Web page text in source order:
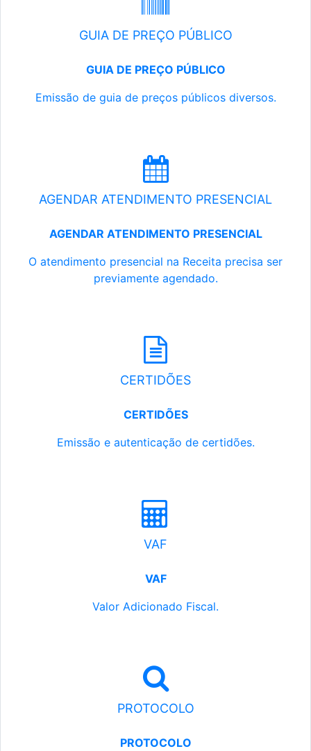
GUIA DE PREÇO PÚBLICO
GUIA DE PREÇO PÚBLICO
Emissão de guia de preços públicos diversos.
AGENDAR ATENDIMENTO PRESENCIAL
AGENDAR ATENDIMENTO PRESENCIAL
O atendimento presencial na Receita precisa ser
previamente agendado.
CERTIDÕES
CERTIDÕES
Emissão e autenticação de certidões.
VAF
VAF
Valor Adicionado Fiscal.
PROTOCOLO
PROTOCOLO